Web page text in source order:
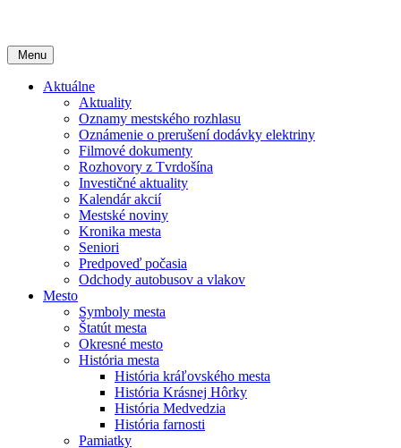
Menu
Aktuálne
Aktuality
Oznamy mestského rozhlasu
Oznámenie o prerušení dodávky elektriny
Filmové dokumenty
Rozhovory z Tvrdošína
Investičné aktuality
Kalendár akcií
Mestské noviny
Kronika mesta
Seniori
Predpoveď počasia
Odchody autobusov a vlakov
Mesto
Symboly mesta
Štatút mesta
Okresné mesto
História mesta
História kráľovského mesta
História Krásnej Hôrky
História Medvedzia
História farnosti
Pamiatky